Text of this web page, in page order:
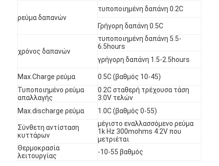
Σπίτι
Προϊόντα
Περίπου εμείς
Ποιοτικός έλεγχος
Μας ελάτε σε επαφή με
ρεύμα δαπανών
τυποποιημένη δαπάνη 0.2C
Γρήγορη δαπάνη 0.5C
χρόνος δαπανών
τυποποιημένη δαπάνη 5.5-
6.5hours
γρήγορη δαπάνη 1.5-2.5hours
Max.Charge ρεύμα
0.5C (βαθμός 10-45)
Τυποποιημένο ρεύμα
απαλλαγής
0.2C σταθερή τρέχουσα τάση
3.0V τελών
Max.discharge ρεύμα
1.0C (βαθμός 0-55)
Σύνθετη αντίσταση
κυττάρων
μέγιστο εναλλασσόμενο ρεύμα
1k Hz 300mohms 4.2V που
μετριέται
Θερμοκρασία
λειτουργίας
-10-55 βαθμός